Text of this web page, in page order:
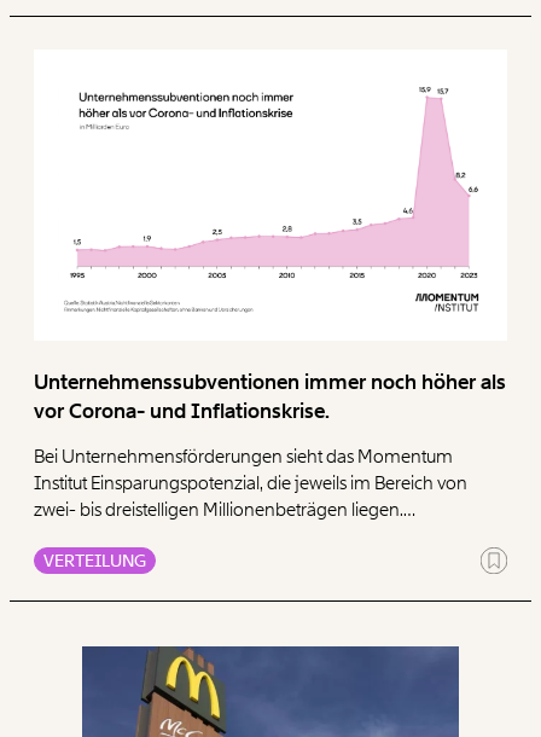
Unternehmenssubventionen immer noch höher als
vor Corona- und Inflationskrise.
Bei Unternehmensförderungen sieht das Momentum
Institut Einsparungspotenzial, die jeweils im Bereich von
zwei- bis dreistelligen Millionenbeträgen liegen.
auch 2024 noch mehrere Milliarden. Sie sollten ersatzlos
letzten Jahren gab es Milliarden an Corona-Förderungen,
Energiekosten-Subventionen, und Gewinnsteuer-
Senkungen für Unternehmen. Da ging der Löwenanteil an
große Konzerne und Unternehmen, die gar keine
VERTEILUNG